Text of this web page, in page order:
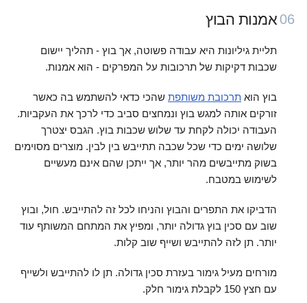
06 אמנות הבוץ
תליית גיליונות היא עבודה פשוטה, אך בוץ - תהליך יישום
שכבות דקיקות של תרכובות על המפרקים - הוא אמנות.
בוץ הוא תרכובת משותפת שהכי כדאי להשתמש בה כאשר
זורקים אותה למגש בוץ ונמחצים סביב כדי לרכך את העקביות.
העבודה יכולה לקחת עד שלוש שכבות בוץ. הגבס יצטרך
שלושה ימים כדי שכל שכבה תתייבש בין לבין. מוצרים מסוימים
בשוק מתייבשים מהר יותר, אך ייתכן שהם אינם מעשיים
לשימוש במטבח.
הדביקו את התפרים והבוץ והניחו לכל זה להתייבש. חול, ובוץ
שוב עם סכין בוץ גדולה יותר, ומפיץ את המתחם המשותף עוד
יותר. תן לזה להתייבש ושייף שוב קלות.
מורחים מעיל גימור בעזרת סכין גדולה. תן לו להתייבש ולשייף
עם חצץ 150 לקבלת גימור חלק.